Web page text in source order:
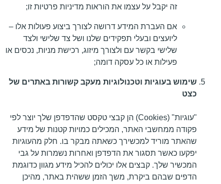
זה יקבל על עצמו את הוראות מדיניות פרטיות זו;
אם העברת המידע דרושה לצורך ביצוע פעולות אלו –
ליועצים ובעלי תפקידים שלנו ושל צד שלישי ולצד
שלישי בקשר עם ולצורך מיזוג, רכישת מניות, נכסים או
פעילות או כל עסקה דומה;
שימוש בעוגיות וטכנולוגיות מעקב קשורות באתרים של
כצט
"עוגיות" (Cookies) הן קבצי טקסט שהדפדפן שלך יוצר לפי
פקודה ממחשבי האתר, המכילים כמויות קטנות של מידע
שהאתר מוריד למכשירך כשאתה מבקר בו. חלק מהעוגיות
יפקעו כאשר תסגור את הדפדפן ואחרות נשמרות על גבי
המכשיר שלך. קבצים אלו יכולים להכיל מידע מגוון כדוגמת
הדפים שבהם ביקרת, משך הזמן ששהית באתר, מהיכן